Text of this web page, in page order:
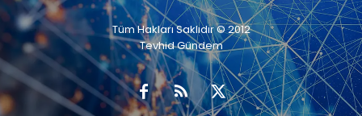
Tüm Hakları Saklıdır © 2012
Tevhid Gündem